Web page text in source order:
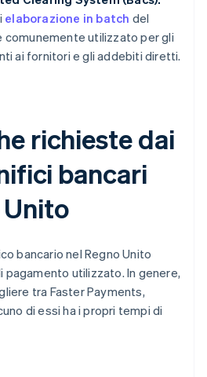
elaborazione in batch del
comunemente utilizzato per gli
ai fornitori e gli addebiti diretti.
richieste dai
bancari
Unito
bancario nel Regno Unito
pagamento utilizzato. In genere,
tra Faster Payments,
di essi ha i propri tempi di